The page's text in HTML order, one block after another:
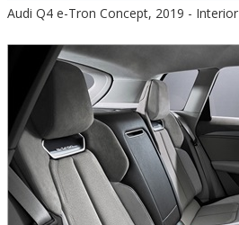
Audi Q4 e-Tron Concept, 2019 - Interior